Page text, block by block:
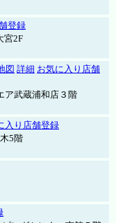
登録
宮2F
図 詳細 お気に入り店舗
ア武蔵浦和店３階
入り店舗登録
5階